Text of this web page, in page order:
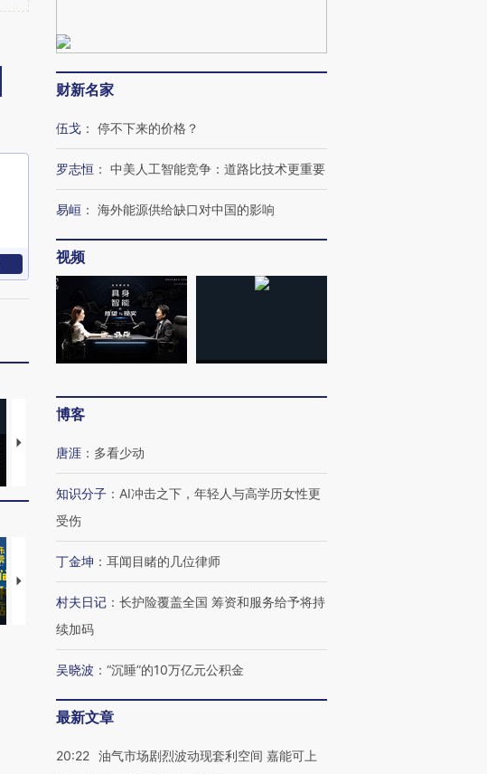
视线｜HYROX的吸金
术：是什么让中产们甘
心“花钱找虐”？
毒品
育部长拱下台
【推广】走进第四届链博
会，让数智科技“链”接产
【特别呈现】寻找100种
【商旅对话】华住集团
CFO：不靠规模取胜，华
财新名家
伍戈 ： 停不下来的价格？
罗志恒 ： 中美人工智能竞争：道路比技术更重要
易峘 ： 海外能源供给缺口对中国的影响
视频
博客
唐涯 ： 多看少动
知识分子 ： AI冲击之下，年轻人与高学历女性更
受伤
丁金坤 ： 耳闻目睹的几位律师
村夫日记 ： 长护险覆盖全国 筹资和服务给予将持
续加码
吴晓波 ： “沉睡”的10万亿元公积金
最新文章
20:22 油气市场剧烈波动现套利空间 嘉能可上